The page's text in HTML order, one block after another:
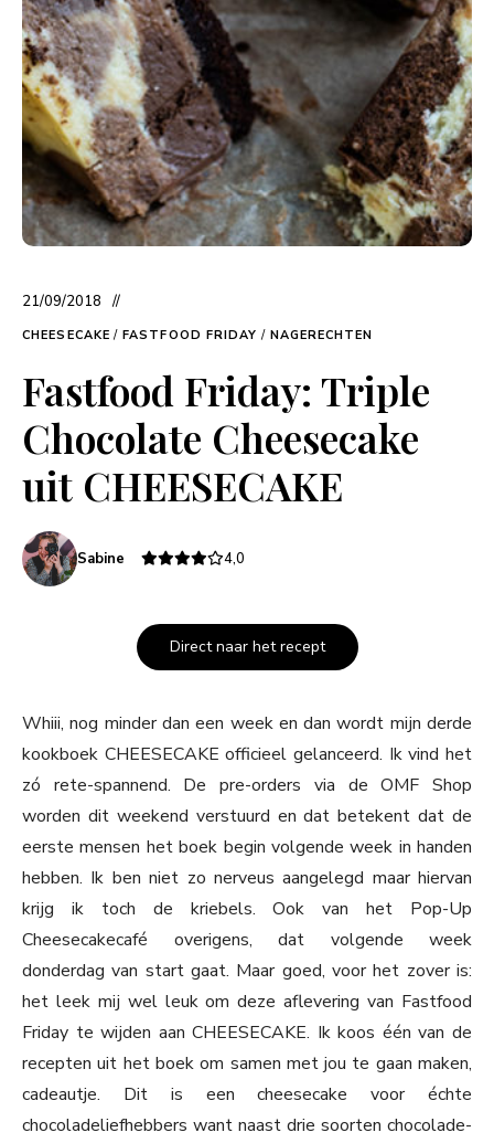
21/09/2018
CHEESECAKE / FASTFOOD FRIDAY / NAGERECHTEN
Fastfood Friday: Triple
Chocolate Cheesecake
uit CHEESECAKE
Sabine 4,0
Direct naar het recept
Whiii, nog minder dan een week en dan wordt mijn derde
kookboek CHEESECAKE officieel gelanceerd. Ik vind het
zó rete-spannend. De pre-orders via de OMF Shop
worden dit weekend verstuurd en dat betekent dat de
eerste mensen het boek begin volgende week in handen
hebben. Ik ben niet zo nerveus aangelegd maar hiervan
krijg ik toch de kriebels. Ook van het Pop-Up
Cheesecakecafé overigens, dat volgende week
donderdag van start gaat. Maar goed, voor het zover is:
het leek mij wel leuk om deze aflevering van Fastfood
Friday te wijden aan CHEESECAKE. Ik koos één van de
recepten uit het boek om samen met jou te gaan maken,
cadeautje. Dit is een cheesecake voor échte
chocoladeliefhebbers want naast drie soorten chocolade-